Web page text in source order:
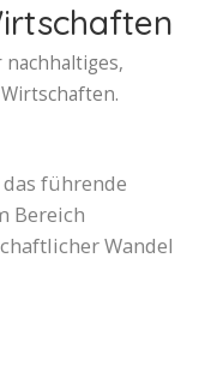
führende
Bereich
Wandel